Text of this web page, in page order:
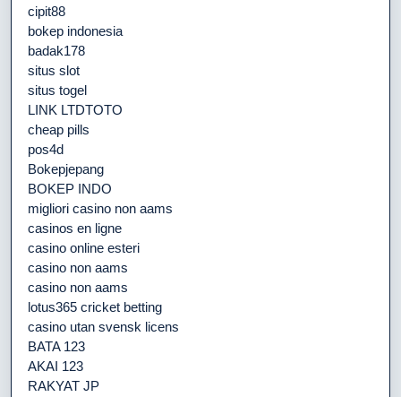
cipit88
bokep indonesia
badak178
situs slot
situs togel
LINK LTDTOTO
cheap pills
pos4d
Bokepjepang
BOKEP INDO
migliori casino non aams
casinos en ligne
casino online esteri
casino non aams
casino non aams
lotus365 cricket betting
casino utan svensk licens
BATA 123
AKAI 123
RAKYAT JP